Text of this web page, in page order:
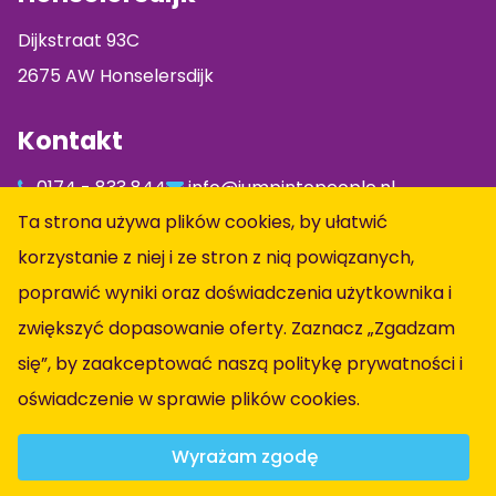
Dijkstraat 93C
2675 AW Honselersdijk
Kontakt
0174 - 833 844
info@jumpintopeople.nl
Facebook
Instagram
LinkedIn
Informacja
Wszystkie oferty pracy
Obszary zawodowe
O Nas
Ta strona używa plików cookies, by ułatwić
korzystanie z niej i ze stron z nią powiązanych,
poprawić wyniki oraz doświadczenia użytkownika i
zwiększyć dopasowanie oferty. Zaznacz „Zgadzam
się”, by zaakceptować naszą politykę prywatności i
oświadczenie w sprawie plików cookies.
Wyrażam zgodę